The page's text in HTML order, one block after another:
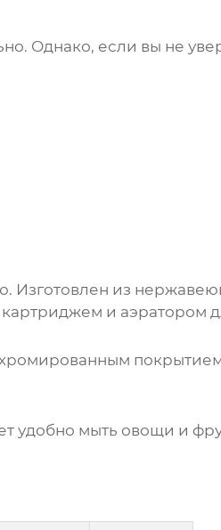
Однако, если вы не
Изготовлен из
и аэратором
хромированным
удобно мыть овощи и